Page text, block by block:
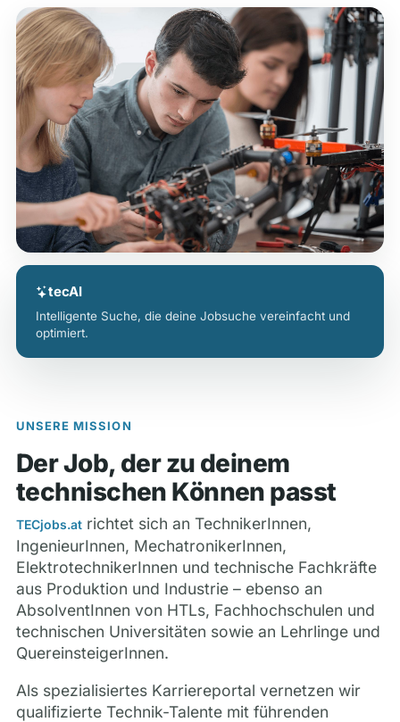
UNSERE MISSION
Der Job, der zu deinem
technischen Können passt
TECjobs.at richtet sich an TechnikerInnen,
IngenieurInnen, MechatronikerInnen,
ElektrotechnikerInnen und technische Fachkräfte
aus Produktion und Industrie – ebenso an
AbsolventInnen von HTLs, Fachhochschulen und
technischen Universitäten sowie an Lehrlinge und
QuereinsteigerInnen.
Als spezialisiertes Karriereportal vernetzen wir
qualifizierte Technik-Talente mit führenden
tecAI
Intelligente Suche, die deine Jobsuche vereinfacht und
optimiert.